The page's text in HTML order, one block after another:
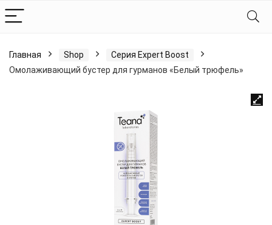
Главная Shop
Серия Expert Boost
Омолаживающий бустер для гурманов «Белый трюфель»